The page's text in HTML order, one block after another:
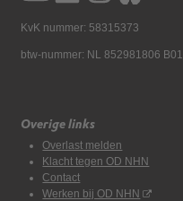
KvK nummer: 58315373
btw-nummer: NL 852981806 B01
Overige links
Overlast melden
Klacht tegen OD NHN
Contact
Werken bij OD NHN